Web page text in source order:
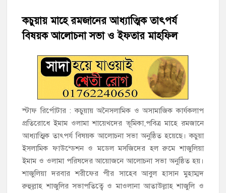
হাজীগঞ্জ সরকারি মডেল পাইলট হাই স্কুল অ্যান্ড কলেজে ‘জুলাই
গণঅভ্যুত্থান দিবস’ পালিত
‘জনগণের ভোটে নির্বাচিত হয়ে ফরিদগঞ্জের উন্নয়নে কাজ করছি’ :
আলহাজ্ব এমএ হান্নান এমপি
নৌ পুলিশ ফাঁড়ির নাকের ডগায় কারেন্ট জালের দাপট, মতলবে প্রকাশ্যে
নিষিদ্ধ জাল মেরামত ও মাছ শিকার
‘জনগণের হাতে রাষ্ট্রের মালিকানা ফিরিয়ে দিতে বিএনপি সরকার
অঙ্গীকারাবদ্ধ’
মতলব উত্তরে সোনালী লাইফ ইন্সুইরেন্স কোম্পানী লিমিটেডের মরণোত্তর
চেক বিতরণ
কচুয়ায় মাহে রমজানের আধ্যাত্মিক তাৎপর্য
বিষয়ক আলোচনা সভা ও ইফতার মাহফিল
স্টাফ রির্পোটার : কচুয়ায় অনৈসলামিক ও অসামাজিক কার্যকলাপ
প্রতিরোধে ইমাম ওলামা শায়েখদের ভূমিকা,পবিত্র মাহে রমজানে
আধ্যাত্মিক তাৎপর্য বিষয়ক আলোচনা সভা অনুষ্ঠিত হয়েছে। কচুয়া
ইসলামিক ফাউন্ডেশন ও মডেল মসজিদের হল রুমে শাজুলিয়া
ইমাম ও ওলামা পরিষদের আয়োজনে আলোচনা সভা অনুষ্ঠিত হয়।
শাজুলিয়া দরবার শরীফের পীর সাহেব আবুল হাসান মুহাম্মদ
রুহুল্লাহ শাজুলির সভাপতিত্বে ও মাওলানা আতাউল্লাহ শাজুলি ও